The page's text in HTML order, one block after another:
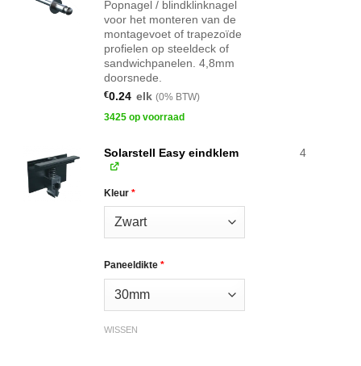
Popnagel / blindklinknagel
voor het monteren van de
montagevoet of trapezoïde
profielen op steeldeck of
sandwichpanelen. 4,8mm
doorsnede.
€0.24 elk (0% BTW)
3425 op voorraad
Solarstell Easy eindklem
Kleur*
Paneeldikte*
WISSEN
4